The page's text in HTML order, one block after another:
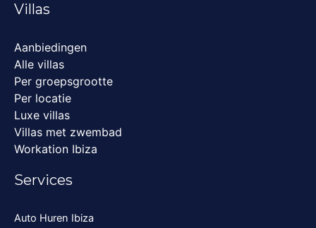
Villas
Aanbiedingen
Alle villas
Per groepsgrootte
Per locatie
Luxe villas
Villas met zwembad
Workation Ibiza
Services
Auto Huren Ibiza